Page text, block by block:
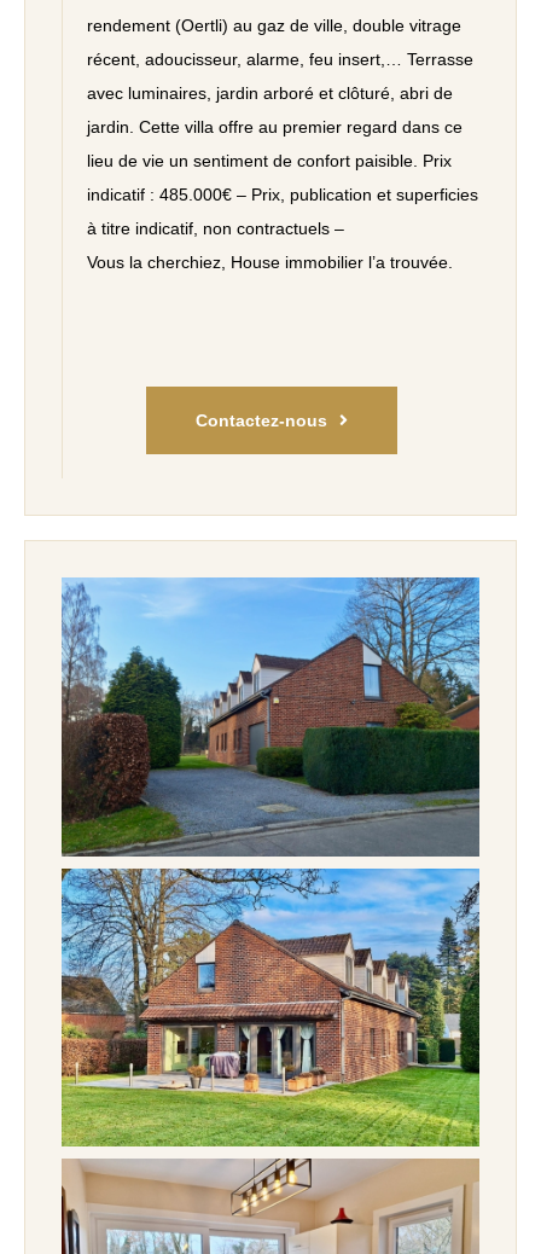
rendement (Oertli) au gaz de ville, double vitrage
récent, adoucisseur, alarme, feu insert,… Terrasse
avec luminaires, jardin arboré et clôturé, abri de
jardin. Cette villa offre au premier regard dans ce
lieu de vie un sentiment de confort paisible. Prix
indicatif : 485.000€ – Prix, publication et superficies
à titre indicatif, non contractuels –
Vous la cherchiez, House immobilier l’a trouvée.
Contactez-nous